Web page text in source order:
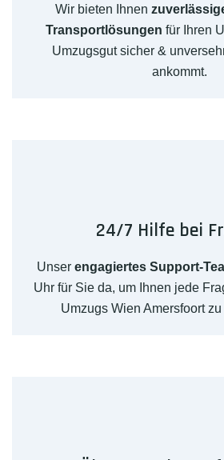
Wir bieten Ihnen
Transportlösungen für Ihren
Umzugsgut sicher &
ankommt.
24/7 Hilfe bei
Unser engagiertes Support-
Uhr für Sie da, um Ihnen jede
Umzugs Wien Amersfoort